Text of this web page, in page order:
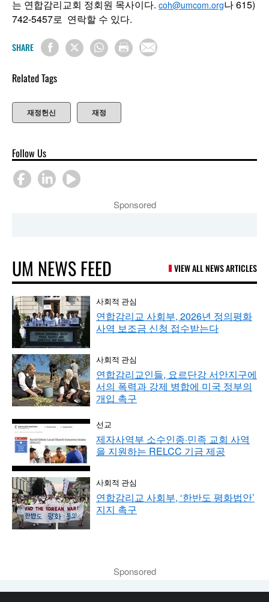
는 연합감리교회 정회원 목사이다. coh@umcom.org나 615)
742-5457로 연락할 수 있다.
SHARE
Related Tags
재정헌신 재정
Follow Us
Sponsored
UM NEWS FEED VIEW ALL NEWS ARTICLES
사회적 관심
연합감리교 사회부, 2026년 정의평화
사역 보조금 신청 접수받는다
사회적 관심
연합감리교인들, 요르단강 서안지구에
서의 폭력과 강제 병합에 미국 정부의
개입 촉구
선교
제자사역부 소수인종·민족 교회 사역
을 지원하는 RELCC 기금 제공
사회적 관심
연합감리교 사회부, ‘한반도 평화법안’
지지 촉구
Sponsored